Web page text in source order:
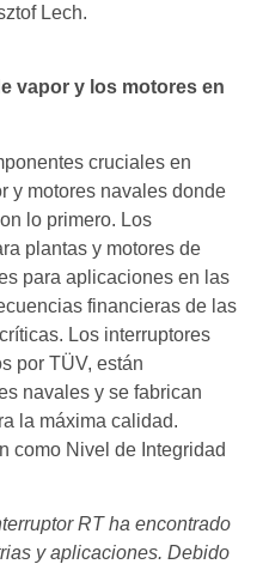
Lech.
vapor y los motores en
cruciales en
y motores navales donde
lo primero. Los
plantas y motores de
para aplicaciones en las
financieras de las
Los interruptores
por TÜV, están
navales y se fabrican
la máxima calidad.
como Nivel de Integridad
RT ha encontrado
y aplicaciones. Debido